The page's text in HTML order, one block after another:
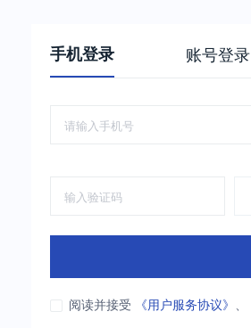
手机登录 账号登录
阅读并接受 《用户服务协议》 、